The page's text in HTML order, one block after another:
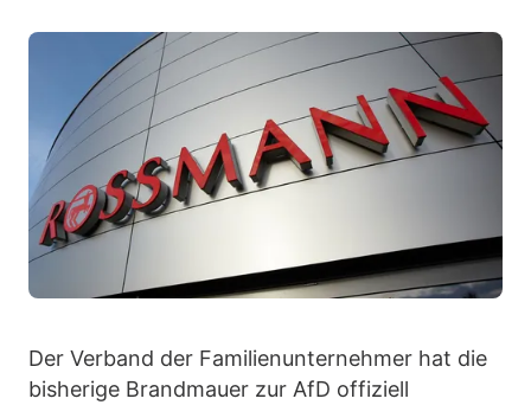
Der Verband der Familienunternehmer hat die
bisherige Brandmauer zur AfD offiziell